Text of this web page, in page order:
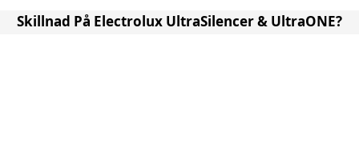
Skillnad På Electrolux UltraSilencer & UltraONE?